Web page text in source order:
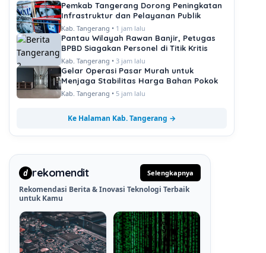
Pemkab Tangerang Dorong Peningkatan
Infrastruktur dan Pelayanan Publik
Kab. Tangerang • 1 jam lalu
Pantau Wilayah Rawan Banjir, Petugas
BPBD Siagakan Personel di Titik Kritis
Kab. Tangerang • 3 jam lalu
Gelar Operasi Pasar Murah untuk
Menjaga Stabilitas Harga Bahan Pokok
Kab. Tangerang • 5 jam lalu
Ke Halaman Kab. Tangerang →
d rekomendit Selengkapnya
Rekomendasi Berita & Inovasi Teknologi Terbaik
untuk Kamu